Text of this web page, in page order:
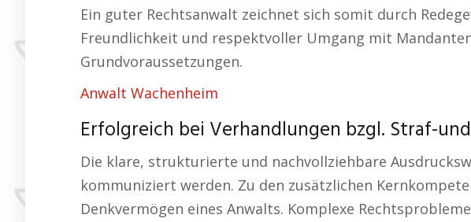
Ein guter Rechtsanwalt zeichnet sich somit durch
Freundlichkeit und respektvoller Umgang mit
Grundvoraussetzungen.
Anwalt Wachenheim
Erfolgreich bei Verhandlungen bzgl. Straf-
Die klare, strukturierte und nachvollziehbare
kommuniziert werden. Zu den zusätzlichen
Denkvermögen eines Anwalts. Komplexe